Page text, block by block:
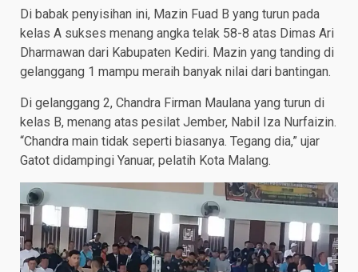
Di babak penyisihan ini, Mazin Fuad B yang turun pada
kelas A sukses menang angka telak 58-8 atas Dimas Ari
Dharmawan dari Kabupaten Kediri. Mazin yang tanding di
gelanggang 1 mampu meraih banyak nilai dari bantingan.
Di gelanggang 2, Chandra Firman Maulana yang turun di
kelas B, menang atas pesilat Jember, Nabil Iza Nurfaizin.
“Chandra main tidak seperti biasanya. Tegang dia,” ujar
Gatot didampingi Yanuar, pelatih Kota Malang.